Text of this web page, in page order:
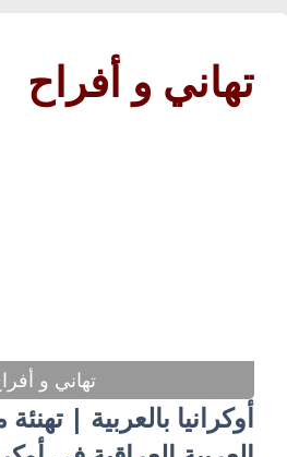
تهاني و أفراح
تهاني و
أوكرانيا بالعربية |